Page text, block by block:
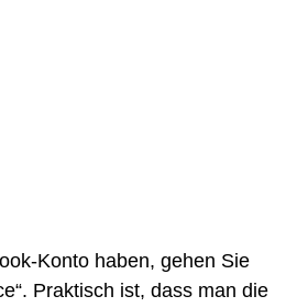
Konto haben, gehen Sie
Praktisch ist, dass man die